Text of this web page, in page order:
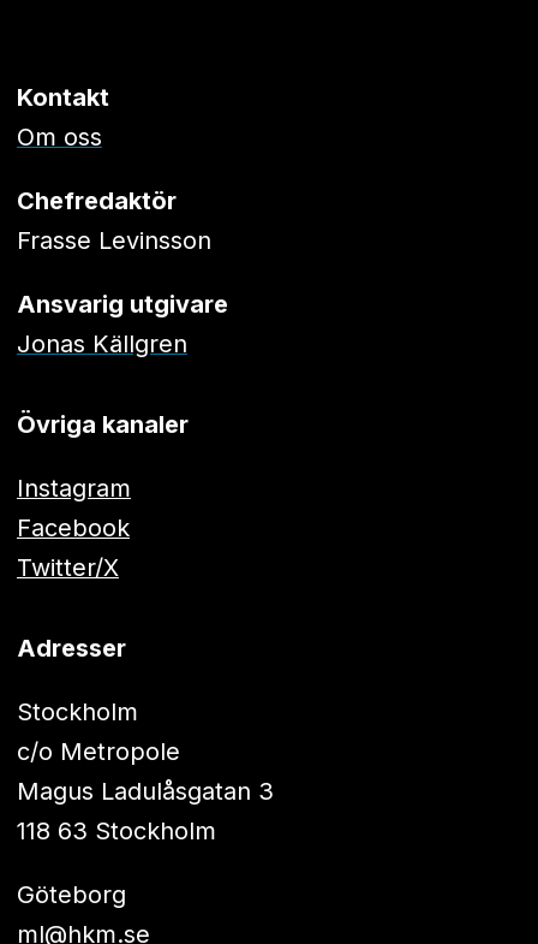
Kontakt
Om oss
Chefredaktör
Frasse Levinsson
Ansvarig utgivare
Jonas Källgren
Övriga kanaler
Instagram
Facebook
Twitter/X
Adresser
Stockholm
c/o Metropole
Magus Ladulåsgatan 3
118 63 Stockholm
Göteborg
ml@hkm.se